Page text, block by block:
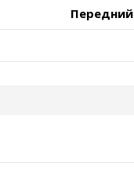
Передний